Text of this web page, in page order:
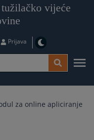
vijeće
Prijava
za online apliciranje